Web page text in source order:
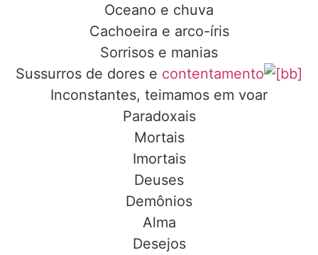
Oceano e chuva
Cachoeira e arco-íris
Sorrisos e manias
Sussurros de dores e contentamento
Inconstantes, teimamos em voar
Paradoxais
Mortais
Imortais
Deuses
Demônios
Alma
Desejos